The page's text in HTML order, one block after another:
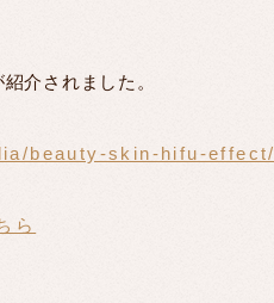
介されました。
beauty-skin-hifu-effect/
ら